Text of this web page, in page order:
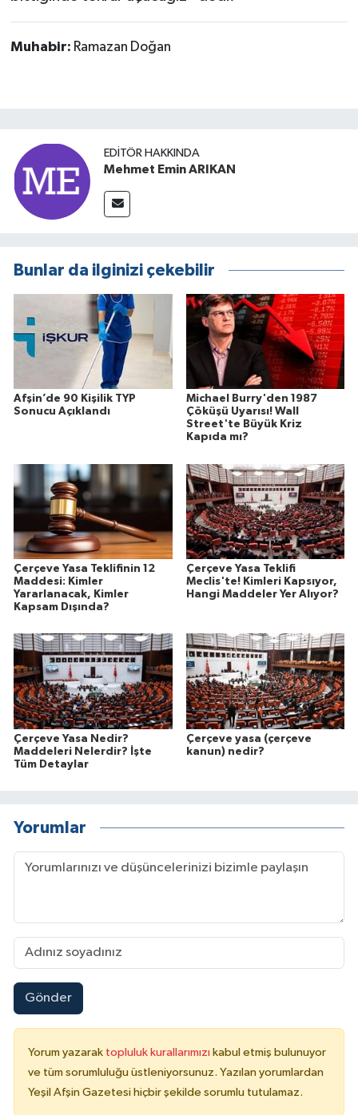
Muhabir: Ramazan Doğan
EDITÖR HAKKINDA
Mehmet Emin ARIKAN
Bunlar da ilginizi çekebilir
Afşin’de 90 Kişilik TYP
Sonucu Açıklandı
Michael Burry'den 1987
Çöküşü Uyarısı! Wall
Street'te Büyük Kriz
Kapıda mı?
Çerçeve Yasa Teklifinin 12
Maddesi: Kimler
Yararlanacak, Kimler
Kapsam Dışında?
Çerçeve Yasa Teklifi
Meclis'te! Kimleri Kapsıyor,
Hangi Maddeler Yer Alıyor?
Çerçeve Yasa Nedir?
Maddeleri Nelerdir? İşte
Tüm Detaylar
Çerçeve yasa (çerçeve
kanun) nedir?
Yorumlar
Gönder
Yorum yazarak topluluk kurallarımızı kabul etmiş bulunuyor
ve tüm sorumluluğu üstleniyorsunuz. Yazılan yorumlardan
Yeşil Afşin Gazetesi hiçbir şekilde sorumlu tutulamaz.